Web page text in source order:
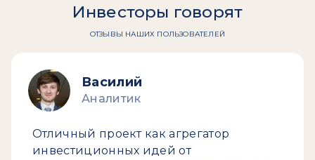
Инвесторы говорят
ОТЗЫВЫ НАШИХ ПОЛЬЗОВАТЕЛЕЙ
Василий
Аналитик
Отличный проект как агрегатор
инвестиционных идей от